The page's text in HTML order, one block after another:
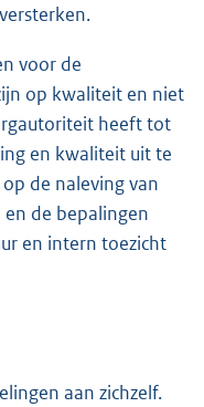
voor de
op kwaliteit en niet
heeft tot
en kwaliteit uit te
de naleving van
de bepalingen
en intern toezicht
aan zichzelf.